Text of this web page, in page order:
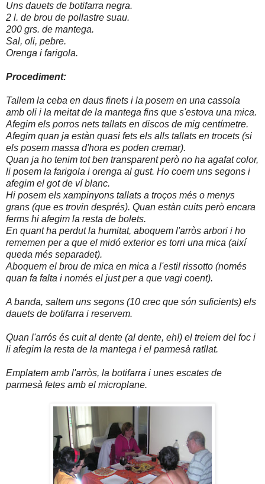
Uns dauets de botifarra negra.
2 l. de brou de pollastre suau.
200 grs. de mantega.
Sal, oli, pebre.
Orenga i farigola.
Procediment:
Tallem la ceba en daus finets i la posem en una cassola
amb oli i la meitat de la mantega fins que s'estova una mica.
Afegim els porros nets tallats en discos de mig centímetre.
Afegim quan ja estàn quasi fets els alls tallats en trocets (si
els posem massa d'hora es poden cremar).
Quan ja ho tenim tot ben transparent però no ha agafat color,
li posem la farigola i orenga al gust. Ho coem uns segons i
afegim el got de ví blanc.
Hi posem els xampinyons tallats a troços més o menys
grans (que es trovin després). Quan estàn cuits però encara
ferms hi afegim la resta de bolets.
En quant ha perdut la humitat, aboquem l'arròs arbori i ho
rememen per a que el midó exterior es torri una mica (així
queda més separadet).
Aboquem el brou de mica en mica a l'estil rissotto (només
quan fa falta i només el just per a que vagi coent).
A banda, saltem uns segons (10 crec que són suficients) els
dauets de botifarra i reservem.
Quan l'arrós és cuit al dente (al dente, eh!) el treiem del foc i
li afegim la resta de la mantega i el parmesà ratllat.
Emplatem amb l'arròs, la botifarra i unes escates de
parmesà fetes amb el microplane.